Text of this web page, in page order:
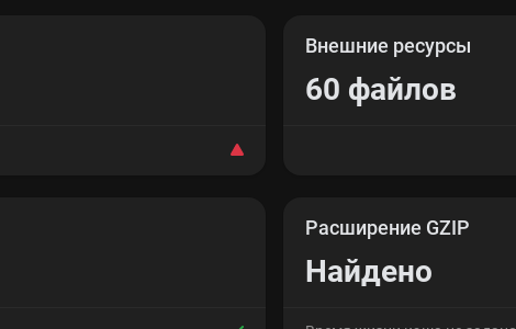
Внешние ресурсы
60 файлов
Расширение GZIP
Найдено